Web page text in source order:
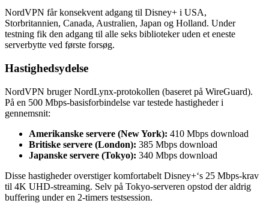
NordVPN får konsekvent adgang til Disney+ i USA,
Storbritannien, Canada, Australien, Japan og Holland. Under
testning fik den adgang til alle seks biblioteker uden et eneste
serverbytte ved første forsøg.
Hastighedsydelse
NordVPN bruger NordLynx-protokollen (baseret på WireGuard).
På en 500 Mbps-basisforbindelse var testede hastigheder i
gennemsnit:
Amerikanske servere (New York): 410 Mbps download
Britiske servere (London): 385 Mbps download
Japanske servere (Tokyo): 340 Mbps download
Disse hastigheder overstiger komfortabelt Disney+‘s 25 Mbps-krav
til 4K UHD-streaming. Selv på Tokyo-serveren opstod der aldrig
buffering under en 2-timers testsession.